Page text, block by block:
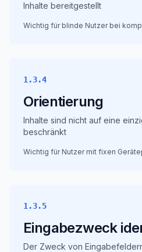
Inhalte bereitgestellt
Wichtig für blinde Nutzer bei
1.3.4
Orientierung
Inhalte sind nicht auf eine
beschränkt
Wichtig für Nutzer mit fixen
1.3.5
Eingabezweck
Der Zweck von